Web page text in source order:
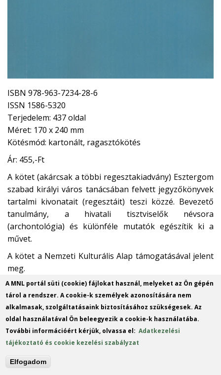
ISBN 978-963-7234-28-6
ISSN 1586-5320
Terjedelem: 437 oldal
Méret: 170 x 240 mm
Kötésmód: kartonált, ragasztókötés
Ár: 455,-Ft
A kötet (akárcsak a többi regesztakiadvány) Esztergom
szabad királyi város tanácsában felvett jegyzőkönyvek
tartalmi kivonatait (regesztáit) teszi közzé. Bevezető
tanulmány, a hivatali tisztviselők névsora
(archontológia) és különféle mutatók egészítik ki a
művet.
A kötet a Nemzeti Kulturális Alap támogatásával jelent
meg.
*
Csombor Erzsébet, Dr. L. Balogh Béni
(szerkesztők): Várospolitika és közigazgatás
Csombor Erzsébet (sorozatszerkesztő): Komárom-
Esztergom Megyei Önkormányzat Levéltára
Évkönyvei 21.
A MNL portál süti (cookie) fájlokat használ, melyeket az Ön gépén
tárol a rendszer. A cookie-k személyek azonosítására nem
alkalmasak, szolgáltatásaink biztosításához szükségesek. Az
oldal használatával Ön beleegyezik a cookie-k használatába.
További információért kérjük, olvassa el:Adatkezelési
tájékoztató és cookie kezelési szabályzat
Elfogadom